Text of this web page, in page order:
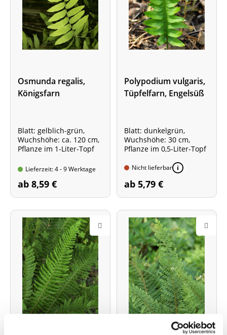
Osmunda regalis,
Königsfarn
Blatt: gelblich-grün,
Wuchshöhe: ca. 120 cm,
Pflanze im 1-Liter-Topf
Lieferzeit: 4 - 9 Werktage
ab 8,59 €
Polypodium vulgaris,
Tüpfelfarn, Engelsüß
Blatt: dunkelgrün,
Wuchshöhe: 30 cm,
Pflanze im 0,5-Liter-Topf
Nicht lieferbar
ab 5,79 €